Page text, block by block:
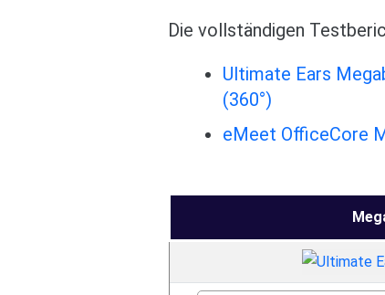
Die vollständigen
Ultimate Ears
(360°)
eMeet OfficeCore